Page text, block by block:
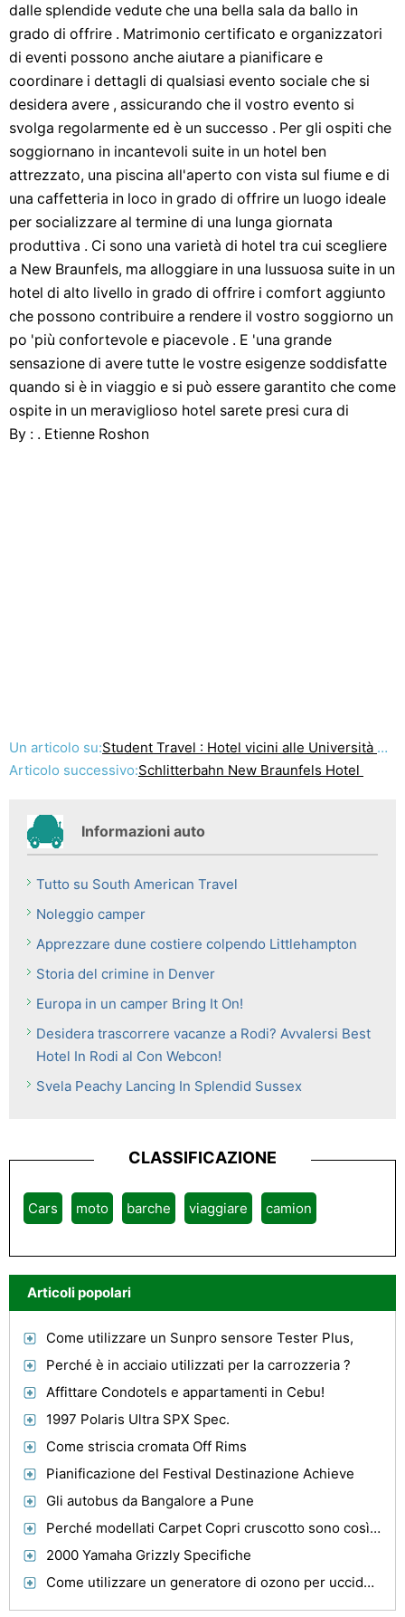
dalle splendide vedute che una bella sala da ballo in
grado di offrire . Matrimonio certificato e organizzatori
di eventi possono anche aiutare a pianificare e
coordinare i dettagli di qualsiasi evento sociale che si
desidera avere , assicurando che il vostro evento si
svolga regolarmente ed è un successo . Per gli ospiti che
soggiornano in incantevoli suite in un hotel ben
attrezzato, una piscina all'aperto con vista sul fiume e di
una caffetteria in loco in grado di offrire un luogo ideale
per socializzare al termine di una lunga giornata
produttiva . Ci sono una varietà di hotel tra cui scegliere
a New Braunfels, ma alloggiare in una lussuosa suite in un
hotel di alto livello in grado di offrire i comfort aggiunto
che possono contribuire a rendere il vostro soggiorno un
po 'più confortevole e piacevole . E 'una grande
sensazione di avere tutte le vostre esigenze soddisfatte
quando si è in viaggio e si può essere garantito che come
ospite in un meraviglioso hotel sarete presi cura di
By : . Etienne Roshon
Un articolo su:Student Travel : Hotel vicini alle Università Cattolica
Articolo successivo:Schlitterbahn New Braunfels Hotel
Informazioni auto
Tutto su South American Travel
Noleggio camper
Apprezzare dune costiere colpendo Littlehampton
Storia del crimine in Denver
Europa in un camper Bring It On!
Desidera trascorrere vacanze a Rodi? Avvalersi Best
Hotel In Rodi al Con Webcon!
Svela Peachy Lancing In Splendid Sussex
CLASSIFICAZIONE
Cars moto barche viaggiare camion
Articoli popolari
Come utilizzare un Sunpro sensore Tester Plus,
Perché è in acciaio utilizzati per la carrozzeria ?
Affittare Condotels e appartamenti in Cebu!
1997 Polaris Ultra SPX Spec.
Come striscia cromata Off Rims
Pianificazione del Festival Destinazione Achieve
Gli autobus da Bangalore a Pune
Perché modellati Carpet Copri cruscotto sono così duro ed efficace?
2000 Yamaha Grizzly Specifiche
Come utilizzare un generatore di ozono per uccidere muffa e la muffa in Cars